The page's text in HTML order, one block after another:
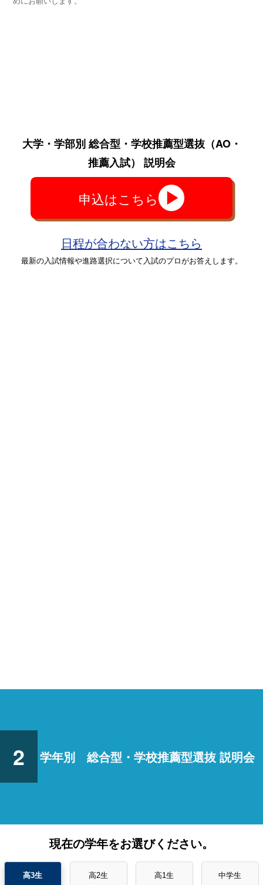
大学・学部別 総合型・学校推薦型選抜（AO・
推薦入試） 説明会
申込はこちら
日程が合わない方はこちら
最新の入試情報や進路選択について入試のプロがお答えします。
2 学年別 総合型・学校推薦型選抜 説明会
現在の学年をお選びください。
高3生 高2生 高1生 中学生